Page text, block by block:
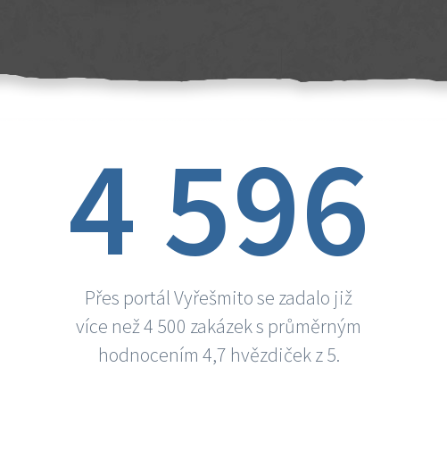
4 596
Přes portál Vyřešmito se zadalo již
více než 4 500 zakázek s průměrným
hodnocením 4,7 hvězdiček z 5.